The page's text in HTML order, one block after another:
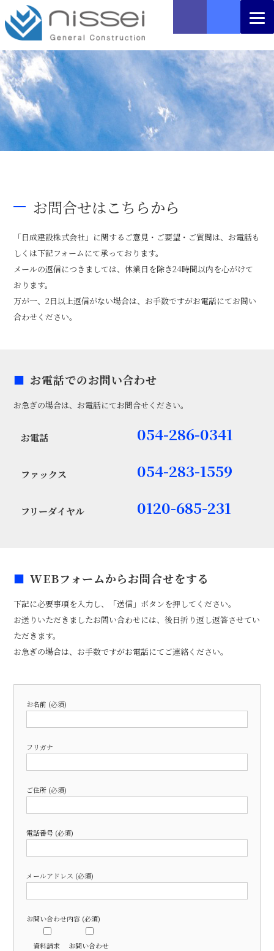
お問合せはこちらから
「日成建設株式会社」に関するご意見・ご要望・ご質問は、お電話も
しくは下記フォームにて承っております。
メールの返信につきましては、休業日を除き24時間以内を心がけて
おります。
万が一、2日以上返信がない場合は、お手数ですがお電話にてお問い
合わせください。
お電話でのお問い合わせ
お急ぎの場合は、お電話にてお問合せください。
お電話 054-286-0341
ファックス 054-283-1559
フリーダイヤル 0120-685-231
WEBフォームからお問合せをする
下記に必要事項を入力し、「送信」ボタンを押してください。
お送りいただきましたお問い合わせには、後日折り返し返答させてい
ただきます。
お急ぎの場合は、お手数ですがお電話にてご連絡ください。
お名前 (必須)
フリガナ
ご住所 (必須)
電話番号 (必須)
メールアドレス (必須)
お問い合わせ内容 (必須)
資料請求 お問い合わせ